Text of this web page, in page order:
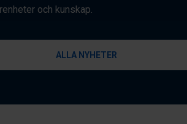
och kunskap.
ALLA NYHETER